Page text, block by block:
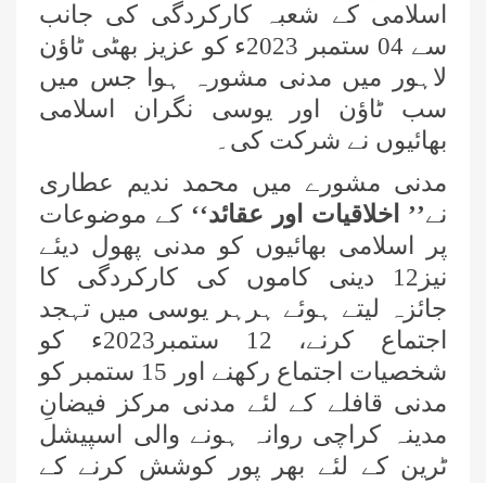
اسلامی کے شعبہ کارکردگی کی جانب
سے 04 ستمبر 2023ء کو عزیز بھٹی ٹاؤن
لاہور میں مدنی مشورہ ہوا جس میں
سب ٹاؤن اور یوسی نگران اسلامی
بھائیوں نے شرکت کی۔
مدنی مشورے میں محمد ندیم عطاری
نے’’ اخلاقیات اور عقائد‘‘کے موضوعات
پر اسلامی بھائیوں کو مدنی پھول دیئے
نیز12 دینی کاموں کی کارکردگی کا
جائزہ لیتے ہوئے ہرہر یوسی میں تہجد
اجتماع کرنے، 12 ستمبر2023ء کو
شخصیات اجتماع رکھنے اور 15 ستمبر کو
مدنی قافلے کے لئے مدنی مرکز فیضانِ
مدینہ کراچی روانہ ہونے والی اسپیشل
ٹرین کے لئے بھر پور کوشش کرنے کے